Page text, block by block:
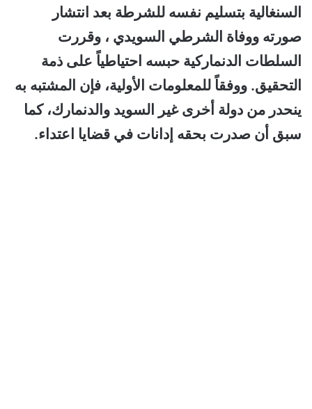
السنغالية بتسليم نفسه للشرطة بعد انتشار
صورته ووفاة الشرطي السويدي ، وقررت
السلطات الدنماركية حبسه احتياطياً على ذمة
التحقيق. ووفقاً للمعلومات الأولية، فإن المشتبه به
ينحدر من دولة أخرى غير السويد والدنمارك، كما
سبق أن صدرت بحقه إدانات في قضايا اعتداء.